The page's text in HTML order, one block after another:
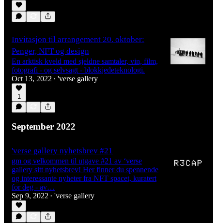
Invitasjon til arrangement 20. oktober:
Penger, NFT og design
En arktisk kveld med sjeldne samtaler, vin, film,
fotografi - og selvsagt - blokkjedeteknologi.
Oct 13, 2022 • 'verse gallery
1
September 2022
'verse gallery nyhetsbrev #21
gm og velkommen til utgave #21 av ‘verse
gallery sitt nyhetsbrev! Her finner du spennende
og interessante nyheter fra NFT spacet, kuratert
for deg - av…
Sep 9, 2022 • 'verse gallery